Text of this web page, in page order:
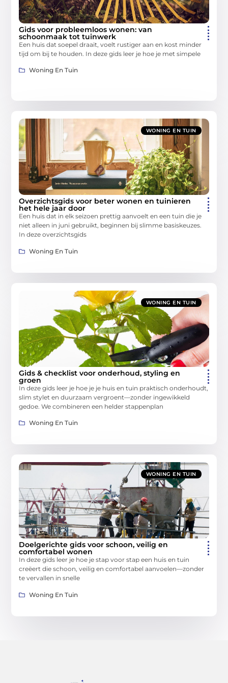
Gids voor probleemloos wonen: van
schoonmaak tot tuinwerk
Een huis dat soepel draait, voelt rustiger aan en kost minder
tijd om bij te houden. In deze gids leer je hoe je met simpele
Woning En Tuin
WONING EN TUIN
Overzichtsgids voor beter wonen en tuinieren
het hele jaar door
Een huis dat in elk seizoen prettig aanvoelt en een tuin die je
niet alleen in juni gebruikt, beginnen bij slimme basiskeuzes.
In deze overzichtsgids
Woning En Tuin
WONING EN TUIN
Gids & checklist voor onderhoud, styling en
groen
In deze gids leer je hoe je je huis en tuin praktisch onderhoudt,
slim stylet en duurzaam vergroent—zonder ingewikkeld
gedoe. We combineren een helder stappenplan
Woning En Tuin
WONING EN TUIN
Doelgerichte gids voor schoon, veilig en
comfortabel wonen
In deze gids leer je hoe je stap voor stap een huis en tuin
creëert die schoon, veilig en comfortabel aanvoelen—zonder
te vervallen in snelle
Woning En Tuin